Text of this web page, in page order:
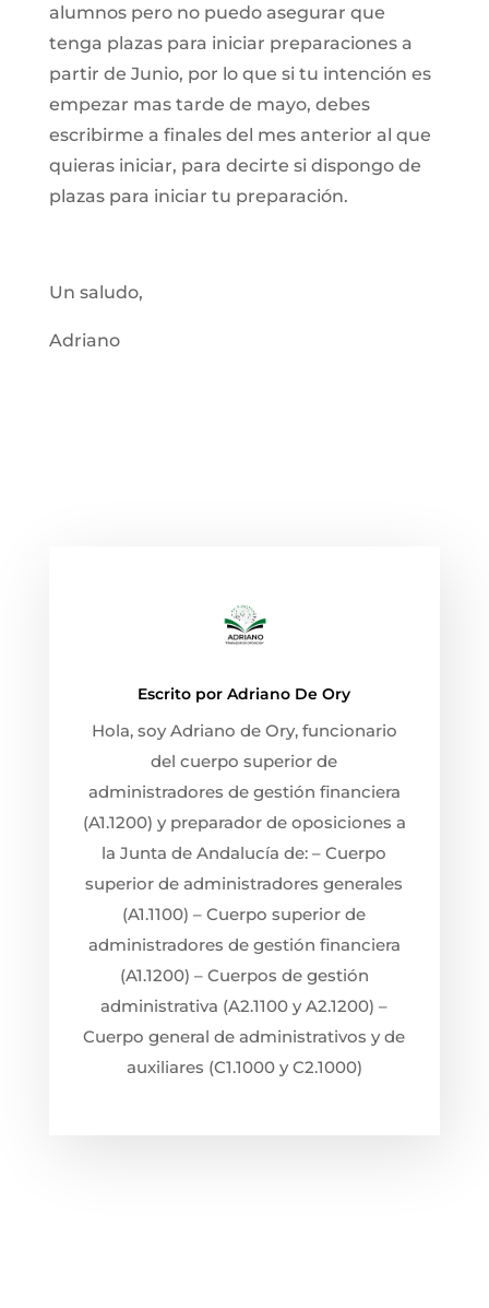
alumnos pero no puedo asegurar que
tenga plazas para iniciar preparaciones a
partir de Junio, por lo que si tu intención es
empezar mas tarde de mayo, debes
escribirme a finales del mes anterior al que
quieras iniciar, para decirte si dispongo de
plazas para iniciar tu preparación.
Un saludo,
Adriano
Escrito porAdriano De Ory
Hola, soy Adriano de Ory, funcionario
del cuerpo superior de
administradores de gestión financiera
(A1.1200) y preparador de oposiciones a
la Junta de Andalucía de: – Cuerpo
superior de administradores generales
(A1.1100) – Cuerpo superior de
administradores de gestión financiera
(A1.1200) – Cuerpos de gestión
administrativa (A2.1100 y A2.1200) –
Cuerpo general de administrativos y de
auxiliares (C1.1000 y C2.1000)